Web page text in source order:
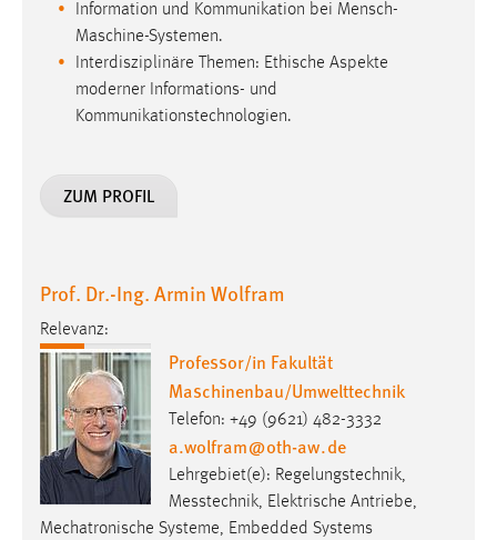
Information und Kommunikation bei Mensch-
Maschine-Systemen.
Interdisziplinäre Themen: Ethische Aspekte
moderner Informations- und
Kommunikationstechnologien.
ZUM PROFIL
Prof. Dr.-Ing. Armin Wolfram
Relevanz:
Professor/in Fakultät
Maschinenbau/Umwelttechnik
Telefon: +49 (9621) 482-3332
a.wolfram@oth-aw.de
Lehrgebiet(e): Regelungstechnik,
Messtechnik, Elektrische Antriebe,
Mechatronische Systeme, Embedded Systems